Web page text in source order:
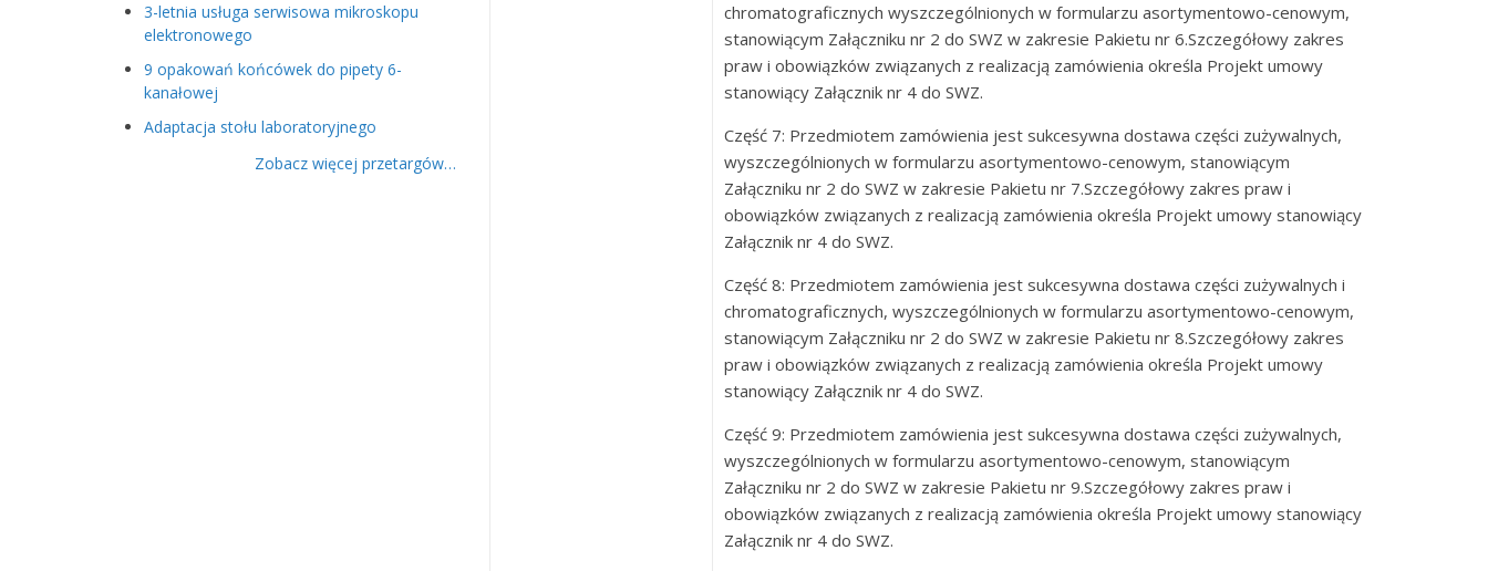
chromatograficznych wyszczególnionych w formularzu asortymentowo-cenowym,
stanowiącym Załączniku nr 2 do SWZ w zakresie Pakietu nr 6.Szczegółowy zakres
praw i obowiązków związanych z realizacją zamówienia określa Projekt umowy
stanowiący Załącznik nr 4 do SWZ.
Część 7: Przedmiotem zamówienia jest sukcesywna dostawa części zużywalnych,
wyszczególnionych w formularzu asortymentowo-cenowym, stanowiącym
Załączniku nr 2 do SWZ w zakresie Pakietu nr 7.Szczegółowy zakres praw i
obowiązków związanych z realizacją zamówienia określa Projekt umowy stanowiący
Załącznik nr 4 do SWZ.
Część 8: Przedmiotem zamówienia jest sukcesywna dostawa części zużywalnych i
chromatograficznych, wyszczególnionych w formularzu asortymentowo-cenowym,
stanowiącym Załączniku nr 2 do SWZ w zakresie Pakietu nr 8.Szczegółowy zakres
praw i obowiązków związanych z realizacją zamówienia określa Projekt umowy
stanowiący Załącznik nr 4 do SWZ.
Część 9: Przedmiotem zamówienia jest sukcesywna dostawa części zużywalnych,
wyszczególnionych w formularzu asortymentowo-cenowym, stanowiącym
Załączniku nr 2 do SWZ w zakresie Pakietu nr 9.Szczegółowy zakres praw i
obowiązków związanych z realizacją zamówienia określa Projekt umowy stanowiący
Załącznik nr 4 do SWZ.
3-letnia usługa serwisowa mikroskopu
elektronowego
9 opakowań końcówek do pipety 6-
kanałowej
Adaptacja stołu laboratoryjnego
Zobacz więcej przetargów…